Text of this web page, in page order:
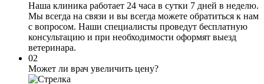
Наша клиника работает 24 часа в сутки 7 дней в неделю.
Мы всегда на связи и вы всегда можете обратиться к нам
с вопросом. Наши специалисты проведут бесплатную
консультацию и при необходимости оформят выезд
ветеринара.
02
Может ли врач увеличить цену?